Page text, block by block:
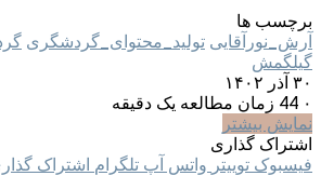
برچسب ها
آرش_نورآقایی تولید_محتوای_گردشگری
گیلگمش
۳۰ آذر ۱۴۰۲
۰
زمان مطالعه یک دقیقه
نمایش بیشتر
اشتراک گذاری
فیسبوک توییتر واتس آپ تلگرام اشتراک